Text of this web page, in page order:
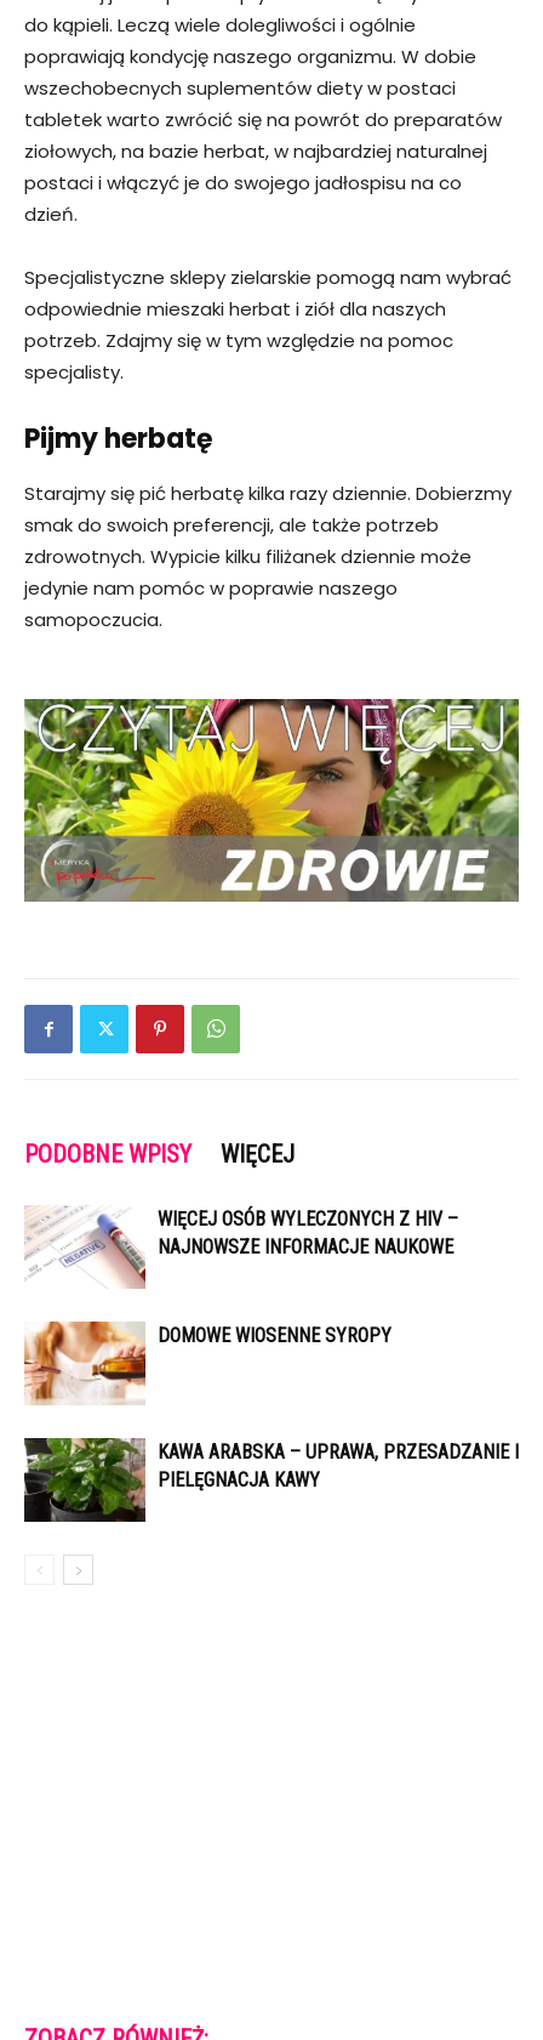
do kąpieli. Leczą wiele dolegliwości i ogólnie
poprawiają kondycję naszego organizmu. W dobie
wszechobecnych suplementów diety w postaci
tabletek warto zwrócić się na powrót do preparatów
ziołowych, na bazie herbat, w najbardziej naturalnej
postaci i włączyć je do swojego jadłospisu na co
dzień.
Specjalistyczne sklepy zielarskie pomogą nam wybrać
odpowiednie mieszaki herbat i ziół dla naszych
potrzeb. Zdajmy się w tym względzie na pomoc
specjalisty.
Pijmy herbatę
Starajmy się pić herbatę kilka razy dziennie. Dobierzmy
smak do swoich preferencji, ale także potrzeb
zdrowotnych. Wypicie kilku filiżanek dziennie może
jedynie nam pomóc w poprawie naszego
samopoczucia.
PODOBNE WPISY WIĘCEJ
WIĘCEJ OSÓB WYLECZONYCH Z HIV –
NAJNOWSZE INFORMACJE NAUKOWE
DOMOWE WIOSENNE SYROPY
KAWA ARABSKA – UPRAWA, PRZESADZANIE I
PIELĘGNACJA KAWY